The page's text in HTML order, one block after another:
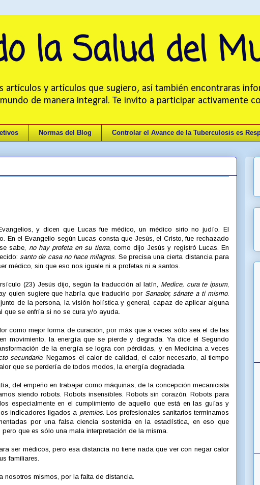
la Salud del
artículos y artículos que sugiero, así también encontraras
de manera integral. Te invito a participar activamente
Normas del Blog Controlar el Avance de la Tuberculosis es
y dicen que Lucas fue médico, un médico sirio no judío. El
En el Evangelio según Lucas consta que Jesús, el Cristo, fue rechazado
sabe, no hay profeta en su tierra, como dijo Jesús y registró Lucas. En
santo de casa no hace milagros. Se precisa una cierta distancia para
médico, sin que eso nos iguale ni a profetas ni a santos.
(23) Jesús dijo, según la traducción al latín, Medice, cura te ipsum,
quien sugiere que habría que traducirlo por Sanador, sánate a ti mismo.
de la persona, la visión holística y general, capaz de aplicar alguna
que se enfría si no se cura y/o ayuda.
como mejor forma de curación, por más que a veces sólo sea el de las
movimiento, la energía que se pierde y degrada. Ya dice el Segundo
de la energía se logra con pérdidas, y en Medicina a veces
secundario. Negamos el calor de calidad, el calor necesario, al tiempo
que se perdería de todos modos, la energía degradada.
del empeño en trabajar como máquinas, de la concepción mecanicista
siendo robots. Robots insensibles. Robots sin corazón. Robots para
especialmente en el cumplimiento de aquello que está en las guías y
indicadores ligados a premios. Los profesionales sanitarios terminamos
por una falsa ciencia sostenida en la estadística, en eso que
pero que es sólo una mala interpretación de la misma.
ser médicos, pero esa distancia no tiene nada que ver con negar calor
familiares.
nosotros mismos, por la falta de distancia.